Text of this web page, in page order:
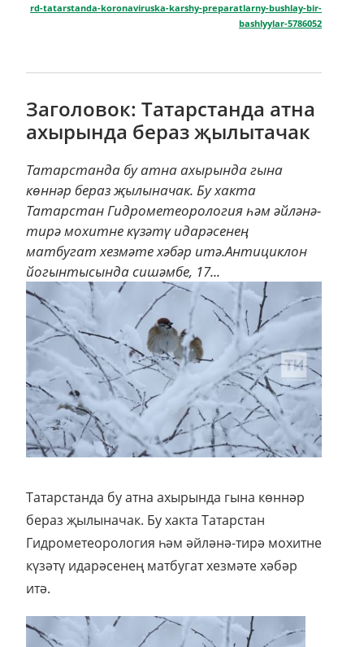
rd-tatarstanda-koronaviruska-karshy-preparatlarny-bushlay-bir-
bashlyylar-5786052
Заголовок: Татарстанда атна
ахырында бераз җылытачак
Татарстанда бу атна ахырында гына
көннәр бераз җылыначак. Бу хакта
Татарстан Гидрометеорология һәм әйләнә-
тирә мохитне күзәтү идарәсенең
матбугат хезмәте хәбәр итә.Антициклон
йогынтысында сишәмбе, 17...
Татарстанда бу атна ахырында гына көннәр
бераз җылыначак. Бу хакта Татарстан
Гидрометеорология һәм әйләнә-тирә мохитне
күзәтү идарәсенең матбугат хезмәте хәбәр
итә.